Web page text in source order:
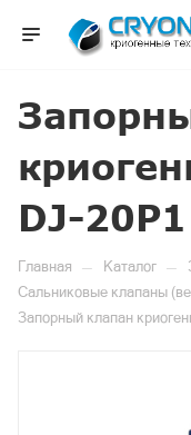
DJ-20P1
Главная — Каталог —
Сальниковые клапаны
Запорный клапан